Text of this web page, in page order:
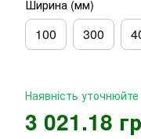
Ширина (мм)
100 300
Наявність уточнюйте
3 021.18